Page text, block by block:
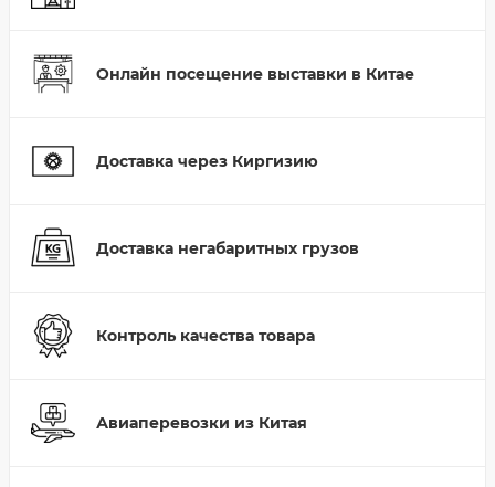
Онлайн посещение выставки в Китае
Доставка через Киргизию
Доставка негабаритных грузов
Контроль качества товара
Авиаперевозки из Китая